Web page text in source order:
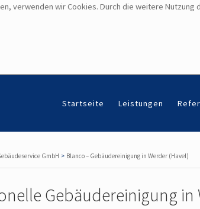
verwenden wir Cookies. Durch die weitere
Startseite Leistungen
GmbH Blanco – Gebäudereinigung in Werder (Havel)
Gebäudereinigung in